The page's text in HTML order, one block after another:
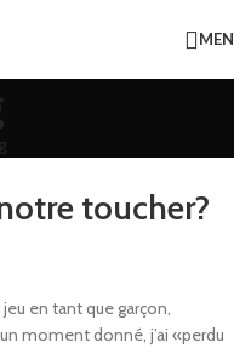
toucher?
jeu en tant que garçon,
moment donné, j’ai «perdu